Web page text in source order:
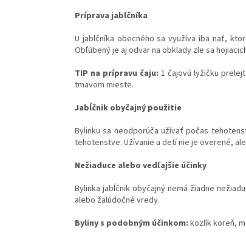
Príprava jablčníka
U jablčníka obecného sa využíva iba nať,
Obľúbený je aj odvar na obklady zle sa
TIP na prípravu čaju: 1 čajovú lyžičku
tmavom mieste.
Jabĺčnik obyčajný použitie
Bylinku sa neodporúča užívať počas
tehotenstve. Užívanie u detí nie je overené,
Nežiaduce alebo vedľajšie účinky
Bylinka jabĺčnik obyčajný nemá žiadne
alebo žalúdočné vredy.
Byliny s podobným účinkom: kozlík koreň,